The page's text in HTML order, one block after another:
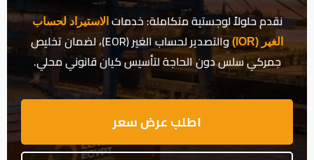
نقدم حلولاً لوجستية متكاملة: خدمات الاستيراد لحساب
الغير (IOR)
والتصدير لحساب الغير (EOR)، لضمان تخليص
جمركي سلس دون الحاجة لتأسيس كيان قانوني محلي.
اطلب عرض سعر